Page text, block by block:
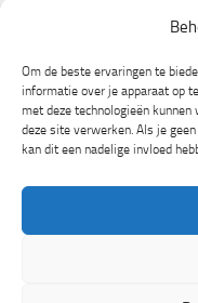
Om de beste ervaringen te
informatie over je apparaat op
met deze technologieën
deze site verwerken. Als je
kan dit een nadelige invloed